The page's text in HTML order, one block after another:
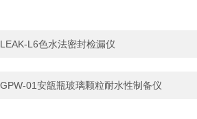
LEAK-L6色水法密封检漏仪
GPW-01安瓿瓶玻璃颗粒耐水性制备仪